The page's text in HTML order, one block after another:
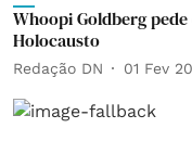
Whoopi Goldberg
Holocausto
Redação DN 01 Fev